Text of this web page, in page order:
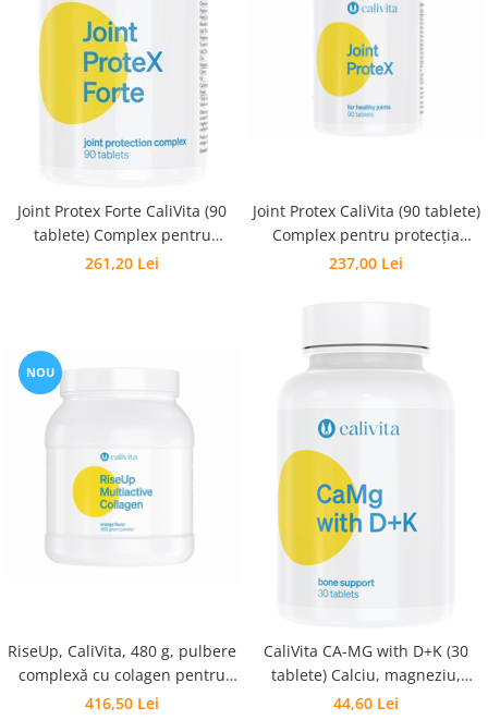
Pentru copii
Pentru femei
Pentru seniori
Pile, Par si Unghii
Slabit
Vedere
Joint Protex Forte CaliVita (90
tablete) Complex pentru
protecţia articulaţiilor
261,20 Lei
Joint Protex CaliVita (90 tablete)
Complex pentru protecţia
articulaţiilor
237,00 Lei
NOU
RiseUp, CaliVita, 480 g, pulbere
complexă cu colagen pentru
protecția articulațiilor
416,50 Lei
CaliVita CA-MG with D+K (30
tablete) Calciu, magneziu,
vitaminele D3 și K
44,60 Lei